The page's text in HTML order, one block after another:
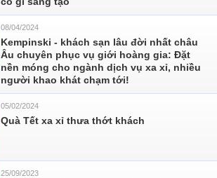
08/04/2024
Kempinski - khách sạn lâu đời nhất châu
Âu chuyên phục vụ giới hoàng gia: Đặt
nền móng cho ngành dịch vụ xa xỉ, nhiều
người khao khát chạm tới!
05/02/2024
Quà Tết xa xỉ thưa thớt khách
25/09/2023